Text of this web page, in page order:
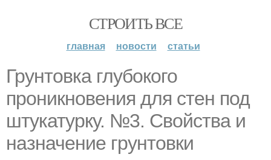
СТРОИТЬ ВСЕ
главная новости статьи
Грунтовка глубокого
проникновения для стен под
штукатурку. №3. Свойства и
назначение грунтовки